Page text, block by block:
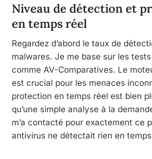
Niveau de détection et
en temps réel
Regardez d’abord le taux de
malwares. Je me base sur les
comme AV-Comparatives. Le
est crucial pour les menaces
protection en temps réel est bien
qu’une simple analyse à la
m’a contacté pour exactement ce
antivirus ne détectait rien en